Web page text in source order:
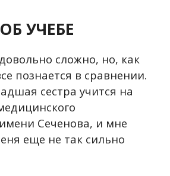
ОБ УЧЕБЕ
сложно, но, как
познается в сравнении.
сестра учится на
Сеченова, и мне
еще не так сильно